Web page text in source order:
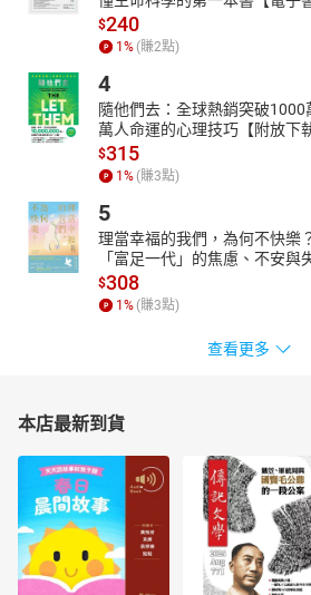
$240
1% (賺2點)
4
隨他們去：全球熱銷突破
萬人命運的心理技巧【附放下
書】
$315
1% (賺3點)
5
理當幸福的我們，為何不快樂
「富足一代」的焦慮、不安與
$308
1% (賺3點)
查看更多
本店最新到貨